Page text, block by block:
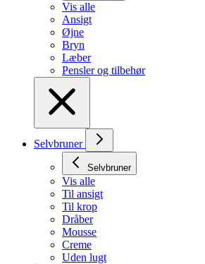
Vis alle
Ansigt
Øjne
Bryn
Læber
Pensler og tilbehør
Selvbruner
Selvbruner
Vis alle
Til ansigt
Til krop
Dråber
Mousse
Creme
Uden lugt